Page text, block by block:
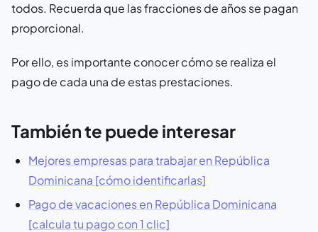
todos. Recuerda que las fracciones de años se pagan
proporcional.
Por ello, es importante conocer cómo se realiza el
pago de cada una de estas prestaciones.
También te puede interesar
Mejores empresas para trabajar en República
Dominicana [cómo identificarlas]
Pago de vacaciones en República Dominicana
[calcula tu pago con 1 clic]